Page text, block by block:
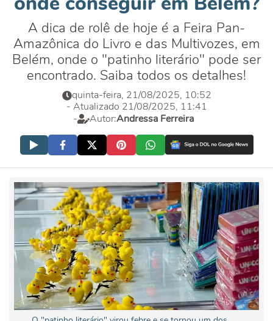
A dica de rolê de hoje é a Feira Pan-
Amazônica do Livro e das Multivozes, em
Belém, onde o "patinho literário" pode ser
encontrado. Saiba todos os detalhes!
quinta-feira, 21/08/2025, 10:52
- Atualizado 21/08/2025, 11:41
-
Autor:Andressa Ferreira